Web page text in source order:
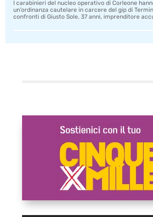
I carabinieri del nucleo operativo di Corleone
un’ordinanza cautelare in carcere del gip di
confronti di Giusto Sole, 37 anni, imprenditore